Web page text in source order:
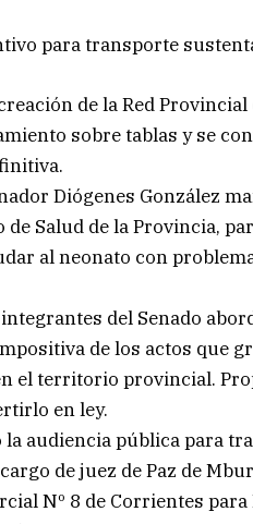
para transporte
de la Red
sobre tablas y se
Diógenes González
Salud de la Provincia,
al neonato con
del Senado
de los actos que
el territorio provincial.
en ley.
la audiencia pública para
de juez de Paz de
Nº 8 de Corrientes